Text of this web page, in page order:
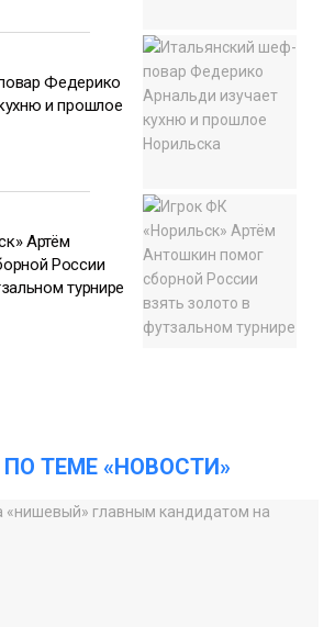
Федерико
и прошлое
Артём
России
турнире
ТЕМЕ «НОВОСТИ»